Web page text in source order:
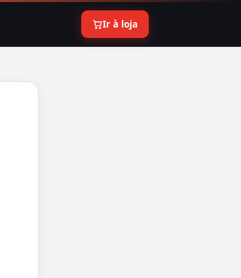
Ir à loja